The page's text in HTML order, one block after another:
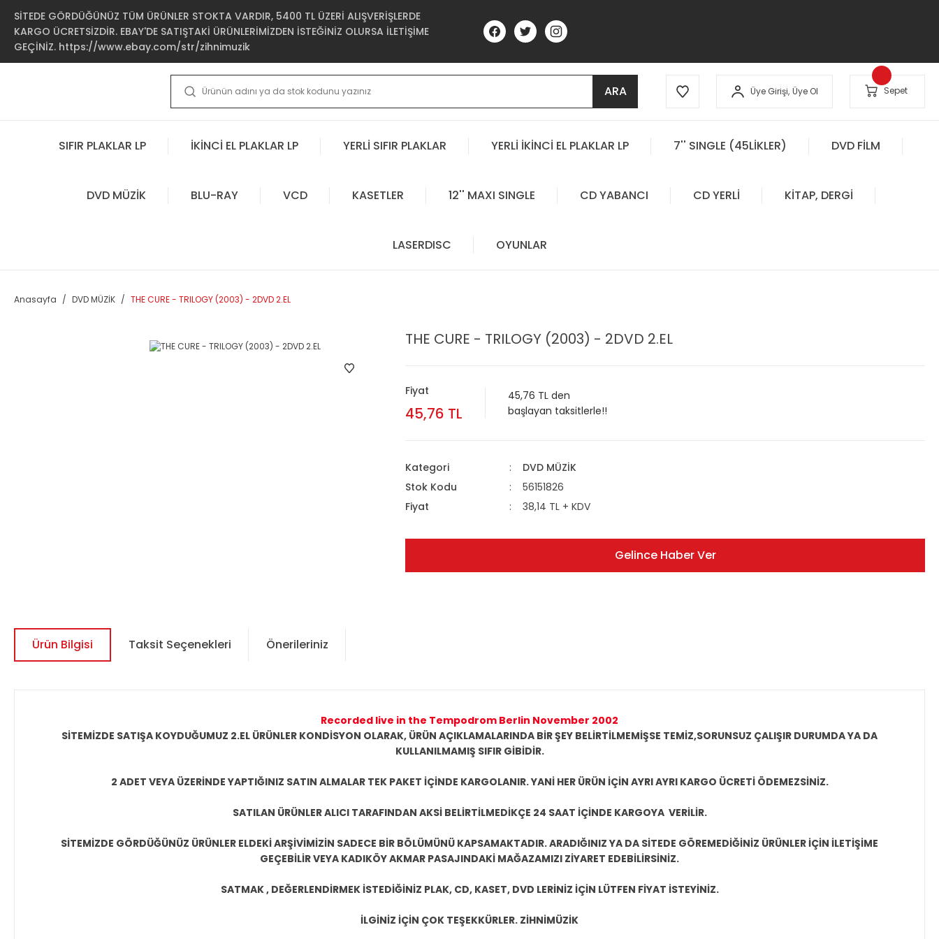
SİTEDE GÖRDÜĞÜNÜZ TÜM ÜRÜNLER STOKTA VARDIR, 5400 TL ÜZERİ ALIŞVERİŞLERDE
KARGO ÜCRETSİZDİR. EBAY'DE SATIŞTAKİ ÜRÜNLERİMİZDEN İSTEĞİNİZ OLURSA İLETİŞİME
GEÇİNİZ. https://www.ebay.com/str/zihnimuzik
ARA Üye Girişi, Üye Ol Sepet
SIFIR PLAKLAR LP İKİNCİ EL PLAKLAR LP YERLİ SIFIR PLAKLAR YERLİ İKİNCİ EL PLAKLAR LP 7'' SINGLE (45LİKLER) DVD FİLM
DVD MÜZİK BLU-RAY VCD KASETLER 12'' MAXI SINGLE CD YABANCI CD YERLİ KİTAP, DERGİ
LASERDISC OYUNLAR
Anasayfa DVD MÜZİK THE CURE - TRILOGY (2003) - 2DVD 2.EL
THE CURE - TRILOGY (2003) - 2DVD 2.EL
Fiyat
45,76 TL
45,76 TL den
başlayan taksitlerle!!
Kategori
DVD MÜZİK
Stok Kodu
56151826
Fiyat
38,14 TL + KDV
Gelince Haber Ver
Ürün Bilgisi Taksit Seçenekleri Önerileriniz
Recorded live in the Tempodrom Berlin November 2002
SİTEMİZDE SATIŞA KOYDUĞUMUZ 2.EL ÜRÜNLER KONDİSYON OLARAK, ÜRÜN AÇIKLAMALARINDA BİR ŞEY BELİRTİLMEMİŞSE TEMİZ,SORUNSUZ ÇALIŞIR DURUMDA YA DA
KULLANILMAMIŞ SIFIR GİBİDİR.
2 ADET VEYA ÜZERİNDE YAPTIĞINIZ SATIN ALMALAR TEK PAKET İÇİNDE KARGOLANIR. YANİ HER ÜRÜN İÇİN AYRI AYRI KARGO ÜCRETİ ÖDEMEZSİNİZ.
SATILAN ÜRÜNLER ALICI TARAFINDAN AKSİ BELİRTİLMEDİKÇE 24 SAAT İÇİNDE KARGOYA VERİLİR.
SİTEMİZDE GÖRDÜĞÜNÜZ ÜRÜNLER ELDEKİ ARŞİVİMİZİN SADECE BİR BÖLÜMÜNÜ KAPSAMAKTADIR. ARADIĞINIZ YA DA SİTEDE GÖREMEDİĞİNİZ ÜRÜNLER İÇİN İLETİŞİME
GEÇEBİLİR VEYA KADIKÖY AKMAR PASAJINDAKİ MAĞAZAMIZI ZİYARET EDEBİLİRSİNİZ.
SATMAK , DEĞERLENDİRMEK İSTEDİĞİNİZ PLAK, CD, KASET, DVD LERİNİZ İÇİN LÜTFEN FİYAT İSTEYİNİZ.
İLGİNİZ İÇİN ÇOK TEŞEKKÜRLER. ZİHNİMÜZİK